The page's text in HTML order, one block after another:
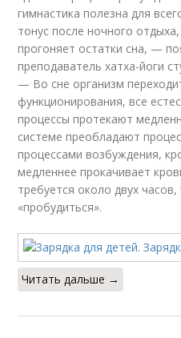
гимнастика полезна для
тонус после ночного
прогоняет остатки сна, —
преподаватель хатха-йоги
— Во сне организм
функционирования, все
процессы протекают
системе преобладают
процессами возбуждения,
медленнее прокачивает
требуется около двух
«пробудиться».
Читать дальше →